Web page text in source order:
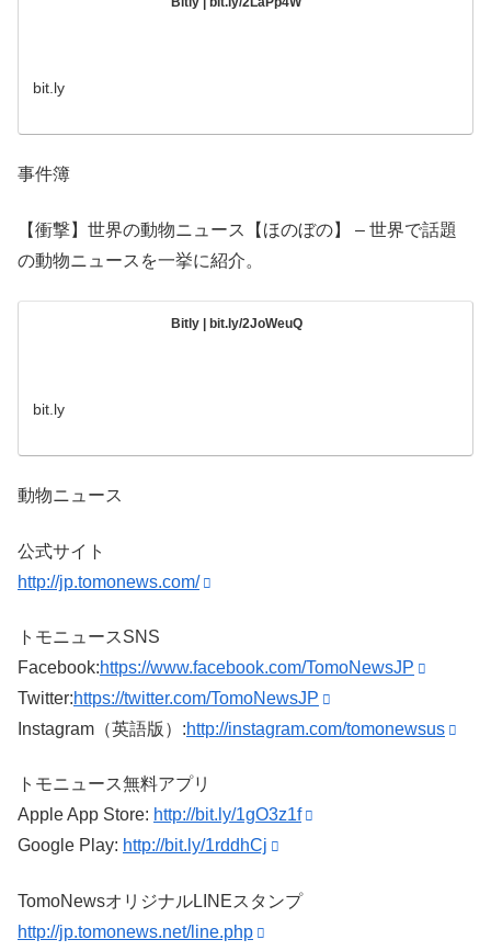
bit.ly
事件簿
【衝撃】世界の動物ニュース【ほのぼの】 – 世界で話題
の動物ニュースを一挙に紹介。
Bitly | bit.ly/2JoWeuQ
bit.ly
動物ニュース
公式サイト
http://jp.tomonews.com/
トモニュースSNS
Facebook:https://www.facebook.com/TomoNewsJP
Twitter:https://twitter.com/TomoNewsJP
Instagram（英語版）:http://instagram.com/tomonewsus
トモニュース無料アプリ
Apple App Store: http://bit.ly/1gO3z1f
Google Play: http://bit.ly/1rddhCj
TomoNewsオリジナルLINEスタンプ
http://jp.tomonews.net/line.php